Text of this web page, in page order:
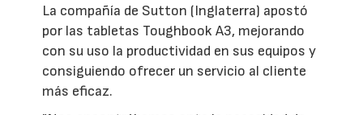
La compañía de Sutton (Inglaterra) apostó
por las tabletas Toughbook A3, mejorando
con su uso la productividad en sus equipos y
consiguiendo ofrecer un servicio al cliente
más eficaz.